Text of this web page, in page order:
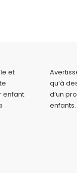
et
enfant.
qu’à
d’un
enfants.